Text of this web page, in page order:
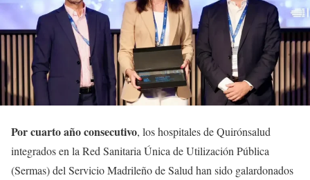
Por cuarto año consecutivo, los hospitales de Quirónsalud
integrados en la Red Sanitaria Única de Utilización Pública
(Sermas) del Servicio Madrileño de Salud han sido galardonados